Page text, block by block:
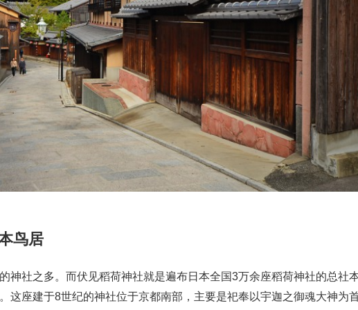
鸟居
神社之多。而伏见稻荷神社就是遍布日本全国3万余座稻荷神社的总社
这座建于8世纪的神社位于京都南部，主要是祀奉以宇迦之御魂大神为